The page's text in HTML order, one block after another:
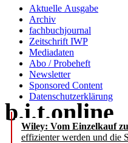
Aktuelle Ausgabe
Archiv
fachbuchjournal
Zeitschrift IWP
Mediadaten
Abo / Probeheft
Newsletter
Sponsored Content
Datenschutzerklärung
Wiley: Vom Einzelkauf
effizienter werden und die
b.i.t.online